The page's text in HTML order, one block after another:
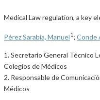
Medical Law regulation, a key
Pérez Sarabia, Manuel1 ; Conde
1. Secretario General Técnico
Colegios de Médicos
2. Responsable de
Médicos